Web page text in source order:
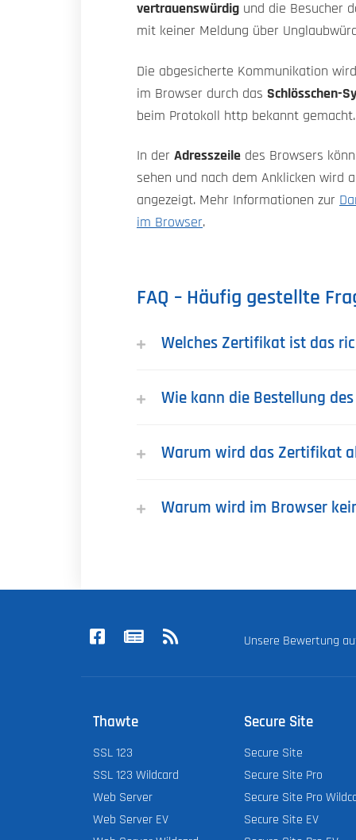
vertrauenswürdig und die Besucher
mit keiner Meldung über
Die abgesicherte Kommunikation
im Browser durch das Schlösschen-
beim Protokoll http bekannt gemacht.
In der Adresszeile des Browsers
sehen und nach dem Anklicken wird
angezeigt. Mehr Informationen zur
im Browser.
FAQ – Häufig gestellte
Welches Zertifikat ist das
Wie kann die Bestellung
Warum wird das Zertifikat
Warum wird im Browser
Unsere Bewertung
Thawte
SSL 123
SSL 123 Wildcard
Web Server
Web Server EV
Secure Site
Secure Site
Secure Site Pro
Secure Site Pro
Secure Site EV